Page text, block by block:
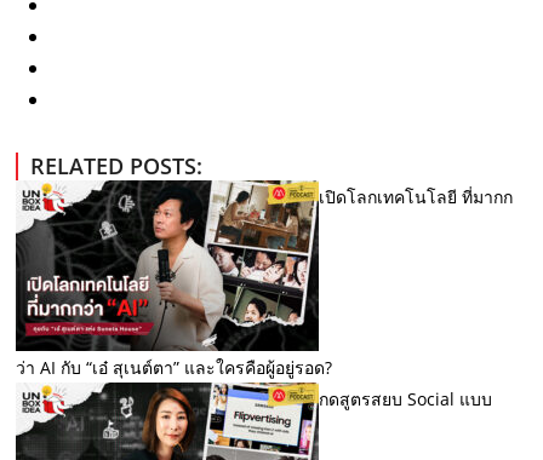
RELATED POSTS:
เปิดโลกเทคโนโลยี ที่มากก
ว่า AI กับ “เอ๋ สุเนต์ตา” และใครคือผู้อยู่รอด?
กดสูตรสยบ Social แบบ